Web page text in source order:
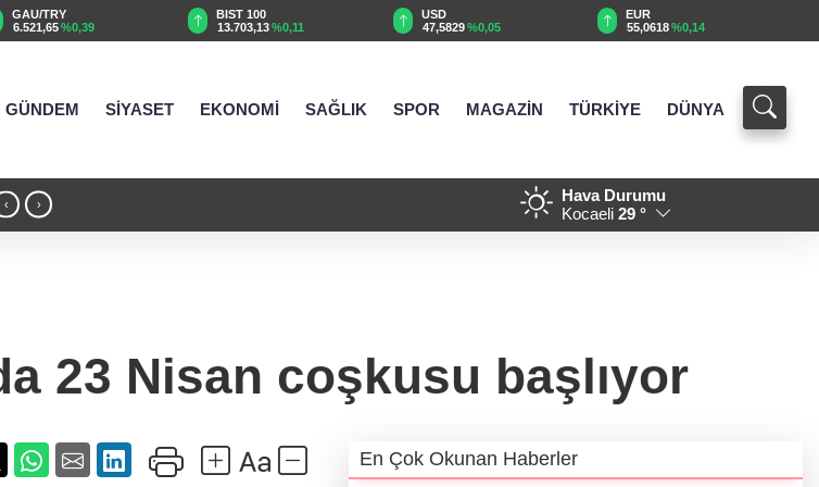
BIST 100
13.703,13%0,11
USD
47,5829%0,05
EUR
55,0618 %0,14
GBP
64,1816 %0,16
GÜNDEM SİYASET EKONOMİ SAĞLIK SPOR MAGAZİN TÜRKİYE DÜNYA
19:03 - Osman Gazi
‹ ›
Hava Durumu
Kocaeli 29 °
23 Nisan coşkusu başlıyor
En Çok Okunan Haberler